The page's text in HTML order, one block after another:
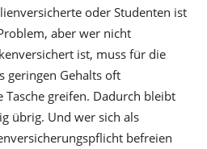
oder Studenten ist
aber wer nicht
ist, muss für die
geringen Gehalts oft
greifen. Dadurch bleibt
übrig. Und wer sich als
befreien